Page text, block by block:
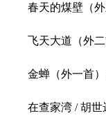
春天的煤壁（外
飞天大道（外二
金蝉（外一首）
在查家湾 / 胡世